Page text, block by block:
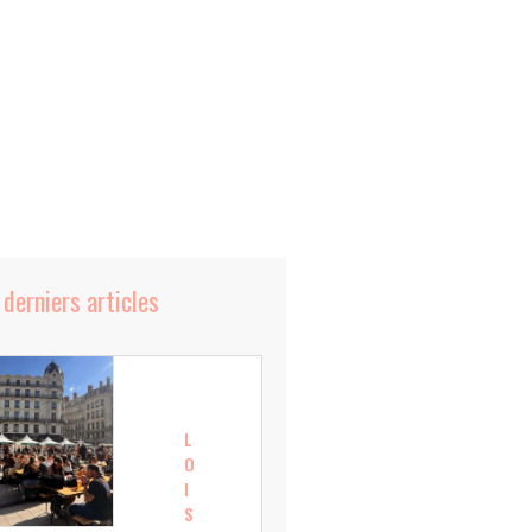
articles
L
O
I
S